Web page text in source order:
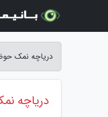
دریاچه نمک
دریاچه